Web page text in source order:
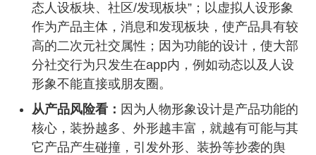
态人设板块、社区/发现板块”；以虚拟人设形象
作为产品主体，消息和发现板块，使产品具有较
高的二次元社交属性；因为功能的设计，使大部
分社交行为只发生在app内，例如动态以及人设
形象不能直接或朋友圈。
从产品风险看： 因为人物形象设计是产品功能的
核心，装扮越多、外形越丰富，就越有可能与其
它产品产生碰撞，引发外形、装扮等抄袭的舆